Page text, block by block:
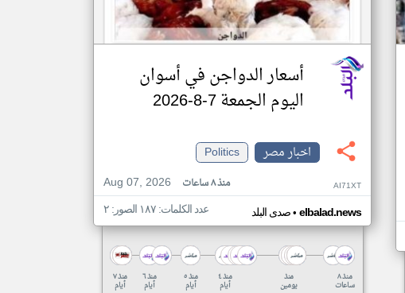
أسعار الدواجن في أسوان
اليوم الجمعة 7-8-2026
اخبار مصر
Politics
Aug 07, 2026
منذ ٨ ساعات AI71XT
صدى البلد• elbalad.news عدد الكلمات: ١٨٧ الصور: ٢
منذ ٧
أيام
منذ ٦
أيام
منذ ٥
أيام
منذ ٤
أيام
منذ
يومين
منذ ٨
ساعات